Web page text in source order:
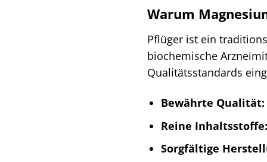
Warum
Pflüger ist ein
biochemische
Qualitätsstandards
Bewährte Qualität:
Reine Inhaltsstoffe:
Sorgfältige